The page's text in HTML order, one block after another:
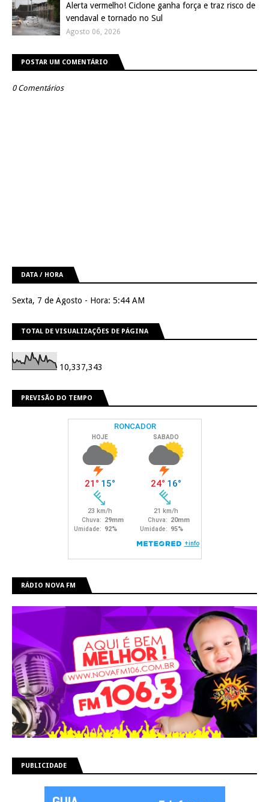
Alerta vermelho! Ciclone ganha força e traz risco de
vendaval e tornado no Sul
Agosto 06, 2026
POSTAR UM COMENTÁRIO
0 Comentários
DATA / HORA
Sexta, 7 de Agosto - Hora: 5:44 AM
TOTAL DE VISUALIZAÇÕES DE PÁGINA
10,337,343
PREVISÃO DO TEMPO
RÁDIO NOVA FM
PUBLICIDADE